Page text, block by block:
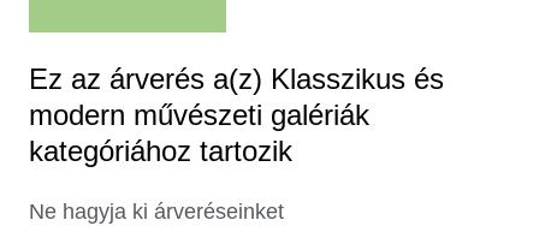
Ez az árverés a(z) Klasszikus és
modern művészeti galériák
kategóriához tartozik
Ne hagyja ki árveréseinket